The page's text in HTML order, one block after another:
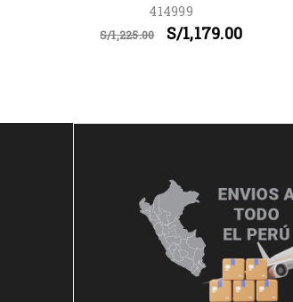
414999
S/1,225.00 S/1,179.00